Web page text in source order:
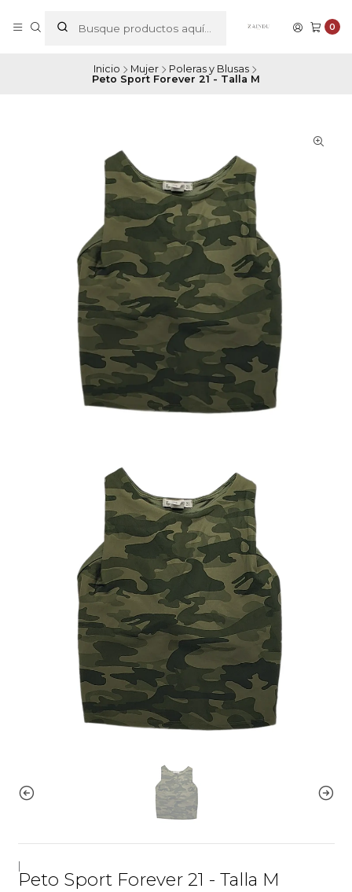
0
Inicio Mujer
Poleras y Blusas
Peto Sport Forever 21 - Talla M
Peto Sport Forever 21 - Talla M